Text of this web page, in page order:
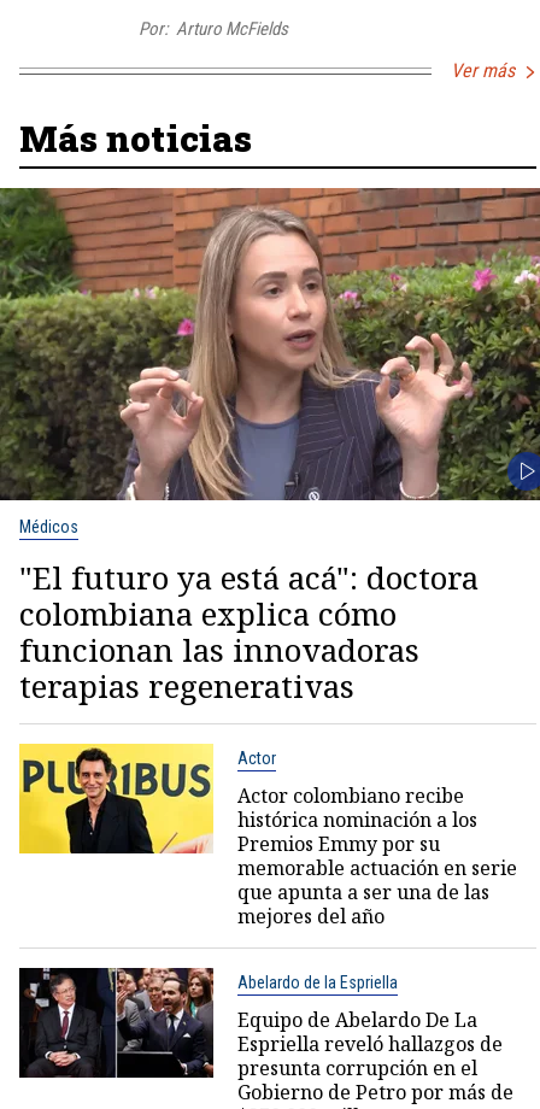
Por: Arturo McFields
Ver más
Más noticias
Médicos
"El futuro ya está acá": doctora
colombiana explica cómo
funcionan las innovadoras
terapias regenerativas
Actor
Actor colombiano recibe
histórica nominación a los
Premios Emmy por su
memorable actuación en serie
que apunta a ser una de las
mejores del año
Abelardo de la Espriella
Equipo de Abelardo De La
Espriella reveló hallazgos de
presunta corrupción en el
Gobierno de Petro por más de